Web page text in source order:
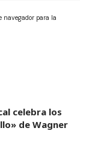
navegador para la
celebra los
de Wagner